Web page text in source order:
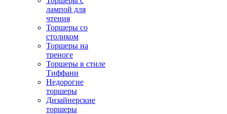
лампой для
чтения
Торшеры со
столиком
Торшеры на
треноге
Торшеры в стиле
Тиффани
Недорогие
торшеры
Дизайнерские
торшеры